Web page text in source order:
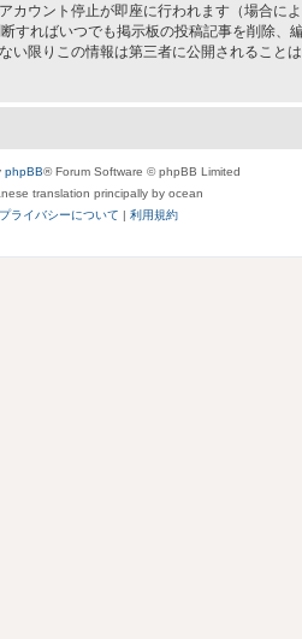
ウント停止が即座に行われます（場合に
すればいつでも掲示板の投稿記事を削除
限りこの情報は第三者に公開されること
phpBB® Forum Software © phpBB Limited
translation principally by ocean
プライバシーについて | 利用規約